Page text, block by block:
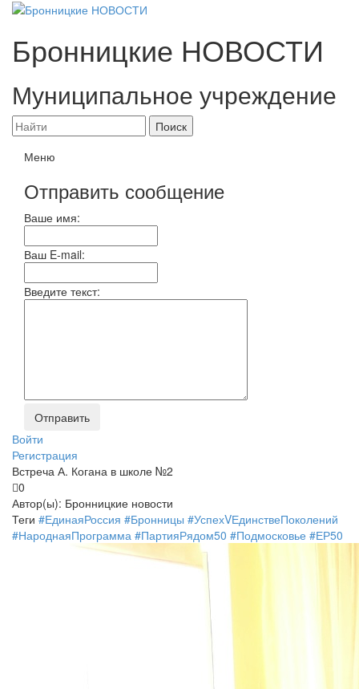
Бронницкие НОВОСТИ
Муниципальное учреждение
Меню
Отправить сообщение
Ваше имя:
Ваш E-mail:
Введите текст:
Войти
Регистрация
Встреча А. Когана в школе №2
0
Автор(ы): Бронницкие новости
Теги #ЕдинаяРоссия #Бронницы #УспехVЕдинствеПоколений
#НароднаяПрограмма #ПартияРядом50 #Подмосковье #ЕР50